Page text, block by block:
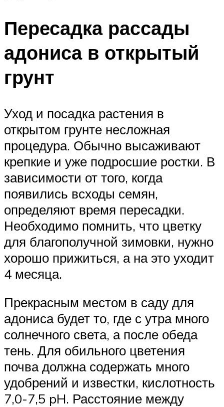
Пересадка рассады
адониса в открытый
грунт
Уход и посадка растения в
открытом грунте несложная
процедура. Обычно высаживают
крепкие и уже подросшие ростки. В
зависимости от того, когда
появились всходы семян,
определяют время пересадки.
Необходимо помнить, что цветку
для благополучной зимовки, нужно
хорошо прижиться, а на это уходит
4 месяца.
Прекрасным местом в саду для
адониса будет то, где с утра много
солнечного света, а после обеда
тень. Для обильного цветения
почва должна содержать много
удобрений и известки, кислотность
7,0-7,5 pH. Расстояние между